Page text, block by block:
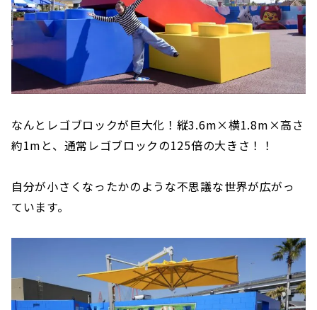
なんとレゴブロックが巨大化！縦3.6m×横1.8m×高さ
約1mと、通常レゴブロックの125倍の大きさ！！
自分が小さくなったかのような不思議な世界が広がっ
ています。